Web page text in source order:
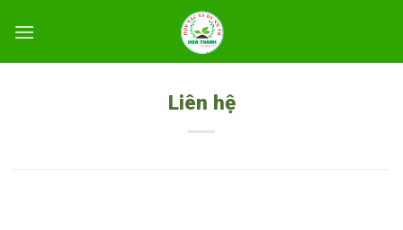
Liên hệ